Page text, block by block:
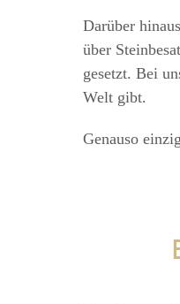
Darüber
über
gesetzt. Bei
Welt gibt.
Genauso